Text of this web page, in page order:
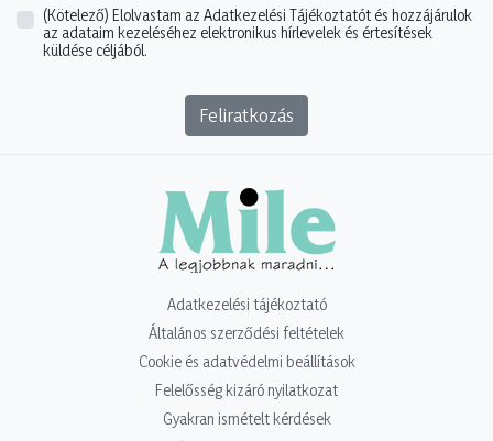
(Kötelező) Elolvastam az Adatkezelési Tájékoztatót és hozzájárulok
az adataim kezeléséhez elektronikus hírlevelek és értesítések
küldése céljából.
Feliratkozás
Adatkezelési tájékoztató
Általános szerződési feltételek
Cookie és adatvédelmi beállítások
Felelősség kizáró nyilatkozat
Gyakran ismételt kérdések